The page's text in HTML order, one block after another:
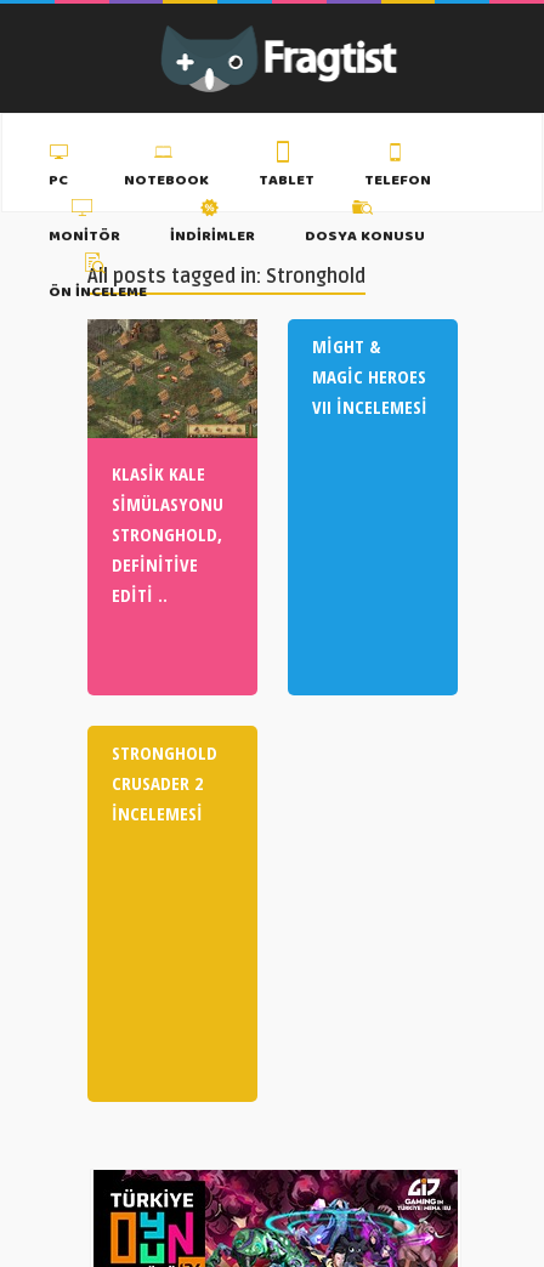
PC NOTEBOOK TABLET
TELEFON
MONITÖR
İNDIRIMLER
DOSYA KONUSU
ÖN İNCELEME
All posts tagged in: Stronghold
KLASIK KALE
SIMÜLASYONU
STRONGHOLD,
DEFINITIVE
EDITI ..
MIGHT &
MAGIC HEROES
VII İNCELEMESI
STRONGHOLD
CRUSADER 2
İNCELEMESI